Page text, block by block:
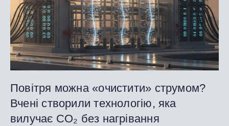
Повітря можна «очистити» струмом?
Вчені створили технологію, яка
вилучає CO₂ без нагрівання